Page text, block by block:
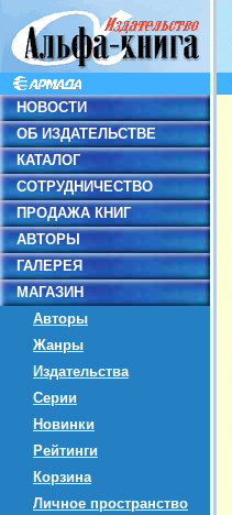
НОВОСТИ
ОБ ИЗДАТЕЛЬСТВЕ
КАТАЛОГ
СОТРУДНИЧЕСТВО
ПРОДАЖА КНИГ
АВТОРЫ
ГАЛЕРЕЯ
МАГАЗИН
Авторы
Жанры
Издательства
Серии
Новинки
Рейтинги
Корзина
Личное пространство